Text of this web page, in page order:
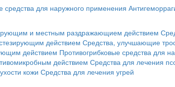
средства для наружного применения
и местным раздражающием действием
действием Средства, улучшающие
действием Противогрибковые средства для
действием Средства для лечения
кожи Средства для лечения угрей